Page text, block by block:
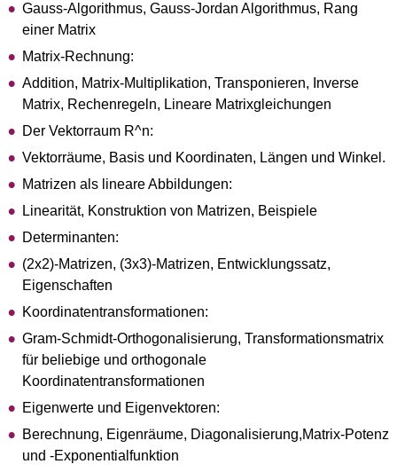
Gauss-Algorithmus, Gauss-Jordan Algorithmus, Rang
einer Matrix
Matrix-Rechnung:
Addition, Matrix-Multiplikation, Transponieren, Inverse
Matrix, Rechenregeln, Lineare Matrixgleichungen
Der Vektorraum R^n:
Vektorräume, Basis und Koordinaten, Längen und Winkel.
Matrizen als lineare Abbildungen:
Linearität, Konstruktion von Matrizen, Beispiele
Determinanten:
(2x2)-Matrizen, (3x3)-Matrizen, Entwicklungssatz,
Eigenschaften
Koordinatentransformationen:
Gram-Schmidt-Orthogonalisierung, Transformationsmatrix
für beliebige und orthogonale
Koordinatentransformationen
Eigenwerte und Eigenvektoren:
Berechnung, Eigenräume, Diagonalisierung,Matrix-Potenz
und -Exponentialfunktion